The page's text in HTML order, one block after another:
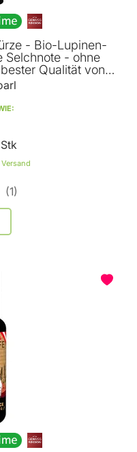
- Bio-Lupinen-
Selchnote - ohne
Qualität von
Versand
1
Warenkorb